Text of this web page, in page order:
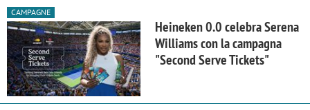
CAMPAGNE
Heineken 0.0 celebra Serena
Williams con la campagna
"Second Serve Tickets"